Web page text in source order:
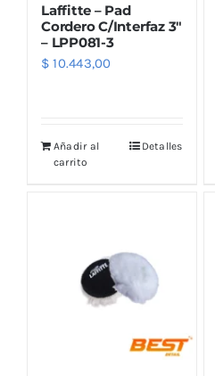
Laffitte – Pad
Cordero C/Interfaz 3″
– LPP081-3
$ 10.443,00
Añadir al
carrito
Detalles